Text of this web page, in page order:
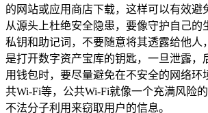
的网站或应用商店下载，这样可以有效避
从源头上杜绝安全隐患，要像守护自己的
私钥和助记词，不要随意将其透露给他人
是打开数字资产宝库的钥匙，一旦泄露，
用钱包时，要尽量避免在不安全的网络环
共Wi-Fi等，公共Wi-Fi就像一个充满风险
不法分子利用来窃取用户的信息。